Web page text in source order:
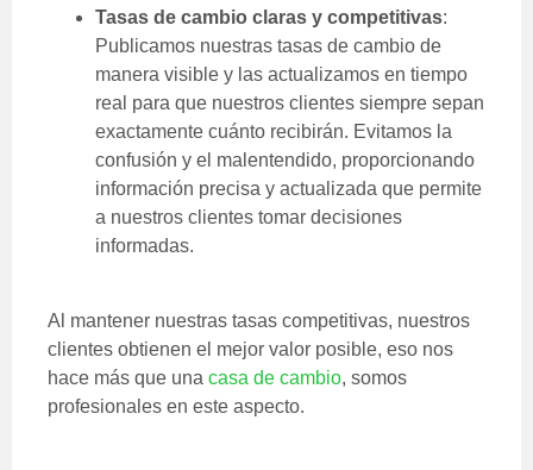
Tasas de cambio claras y competitivas:
Publicamos nuestras tasas de cambio de
manera visible y las actualizamos en tiempo
real para que nuestros clientes siempre sepan
exactamente cuánto recibirán. Evitamos la
confusión y el malentendido, proporcionando
información precisa y actualizada que permite
a nuestros clientes tomar decisiones
informadas.
Al mantener nuestras tasas competitivas, nuestros
clientes obtienen el mejor valor posible, eso nos
hace más que una casa de cambio, somos
profesionales en este aspecto.